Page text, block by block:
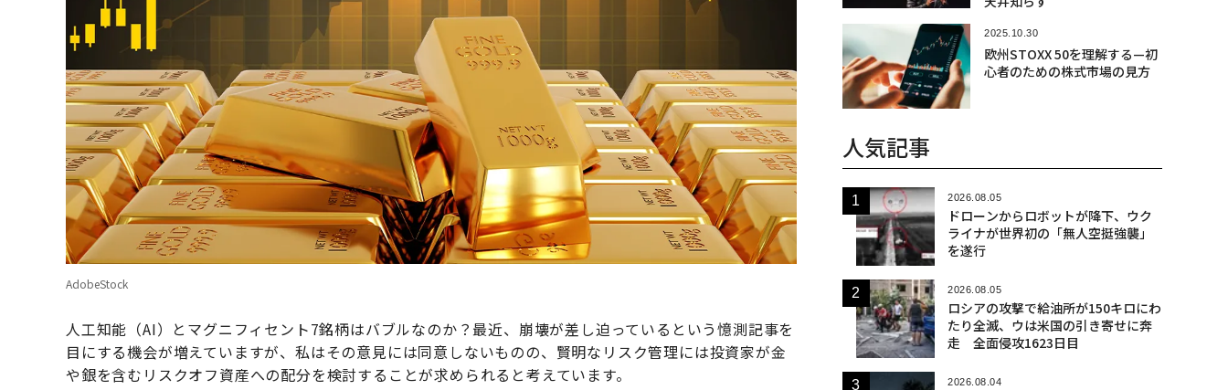
AdobeStock
人工知能（AI）とマグニフィセント7銘柄はバブルなのか？最近、崩壊が差し迫っているという憶測記事を
目にする機会が増えていますが、私はその意見には同意しないものの、賢明なリスク管理には投資家が金
や銀を含むリスクオフ資産への配分を検討することが求められると考えています。
2025.10.30
欧州STOXX 50を理解する—初
心者のための株式市場の見方
人気記事
2026.08.05
ドローンからロボットが降下、ウク
ライナが世界初の「無人空挺強襲」
を遂行
2026.08.05
ロシアの攻撃で給油所が150キロにわ
たり全滅、ウは米国の引き寄せに奔
走 全面侵攻1623日目
2026.08.04